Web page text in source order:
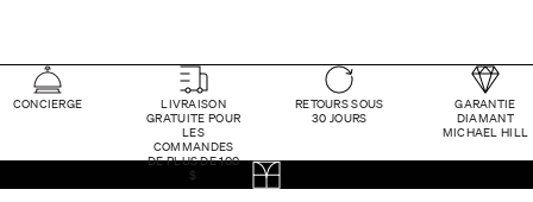
CONCIERGE
LIVRAISON
GRATUITE POUR
LES
COMMANDES
DE PLUS DE 100
$
RETOURS SOUS
30 JOURS
GARANTIE
DIAMANT
MICHAEL HILL